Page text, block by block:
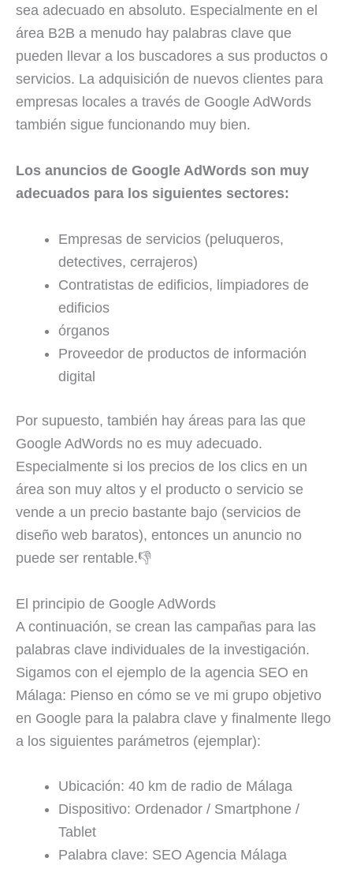
sea adecuado en absoluto. Especialmente en el
área B2B a menudo hay palabras clave que
pueden llevar a los buscadores a sus productos o
servicios. La adquisición de nuevos clientes para
empresas locales a través de Google AdWords
también sigue funcionando muy bien.
Los anuncios de Google AdWords son muy
adecuados para los siguientes sectores:
Empresas de servicios (peluqueros,
detectives, cerrajeros)
Contratistas de edificios, limpiadores de
edificios
órganos
Proveedor de productos de información
digital
Por supuesto, también hay áreas para las que
Google AdWords no es muy adecuado.
Especialmente si los precios de los clics en un
área son muy altos y el producto o servicio se
vende a un precio bastante bajo (servicios de
diseño web baratos), entonces un anuncio no
puede ser rentable.👎
El principio de Google AdWords
A continuación, se crean las campañas para las
palabras clave individuales de la investigación.
Sigamos con el ejemplo de la agencia SEO en
Málaga: Pienso en cómo se ve mi grupo objetivo
en Google para la palabra clave y finalmente llego
a los siguientes parámetros (ejemplar):
Ubicación: 40 km de radio de Málaga
Dispositivo: Ordenador / Smartphone /
Tablet
Palabra clave: SEO Agencia Málaga